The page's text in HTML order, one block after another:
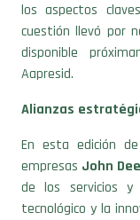
los aspectos
cuestión llevó por
disponible
Aapresid.
Alianzas
En esta edición
empresas John
de los servicios y
tecnológico y la